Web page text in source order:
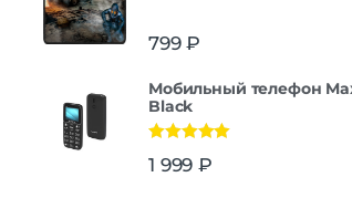
799₽
Мобильный телефон
Black
из 5
1 999 ₽